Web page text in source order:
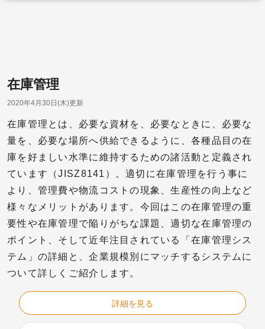
在庫管理
2020年4月30日(木)更新
在庫管理とは、必要な資材を、必要なときに、必要な
量を、必要な場所へ供給できるように、各種品目の在
庫を好ましい水準に維持するための諸活動と定義され
ています（JISZ8141）。適切に在庫管理を行う事に
より、管理費や物流コストの現象、生産性の向上など
様々なメリットがあります。今回はこの在庫管理の重
要性や在庫管理で陥りがちな課題、適切な在庫管理の
ポイント、そして近年注目されている「在庫管理シス
テム」の詳細と、企業規模別にマッチするシステムに
ついて詳しくご紹介します。
詳細を見る